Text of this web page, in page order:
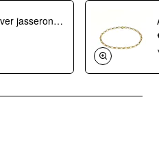
Aarmband, zilver jasseron 4,5mm. (lengte 18cm.) - 10274